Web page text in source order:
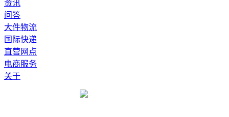
资讯
问答
大件物流
国际快递
直营网点
电商服务
关于